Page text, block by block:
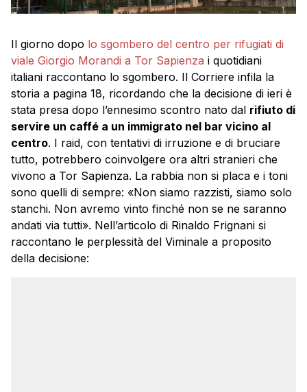
Il giorno dopo lo sgombero del centro per rifugiati di
viale Giorgio Morandi a Tor Sapienza i quotidiani
italiani raccontano lo sgombero. Il Corriere infila la
storia a pagina 18, ricordando che la decisione di ieri è
stata presa dopo l’ennesimo scontro nato dal rifiuto di
servire un caffé a un immigrato nel bar vicino al
centro. I raid, con tentativi di irruzione e di bruciare
tutto, potrebbero coinvolgere ora altri stranieri che
vivono a Tor Sapienza. La rabbia non si placa e i toni
sono quelli di sempre: «Non siamo razzisti, siamo solo
stanchi. Non avremo vinto finché non se ne saranno
andati via tutti». Nell’articolo di Rinaldo Frignani si
raccontano le perplessità del Viminale a proposito
della decisione: